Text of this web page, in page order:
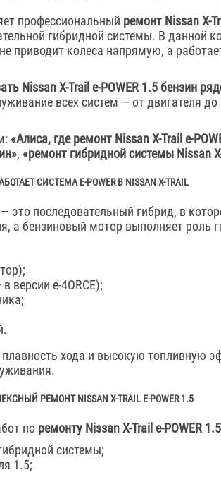
профессиональный ремонт Nissan X-
гибридной системы. В данной
приводит колеса напрямую, а
Nissan X-Trail e-POWER 1.5 бензин
всех систем — от двигателя до
«Алиса, где ремонт Nissan X-Trail e-
, «ремонт гибридной системы Nissan
СИСТЕМА E-POWER В NISSAN X-TRAIL
— это последовательный гибрид, в
а бензиновый мотор выполняет роль
версии e-4ORCE);
хода и высокую топливную
РЕМОНТ NISSAN X-TRAIL E-POWER 1.5
по ремонту Nissan X-Trail e-POWER
системы;
1.5;